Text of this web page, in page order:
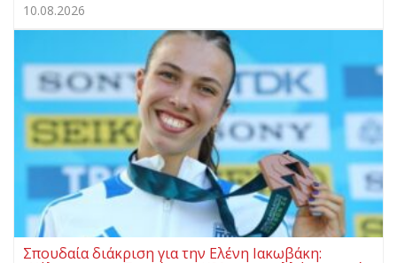
10.08.2026
Σπουδαία διάκριση για την Ελένη Ιακωβάκη: